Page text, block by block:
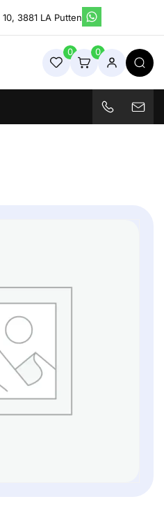
3881 LA Putten
& Industriële
0 0